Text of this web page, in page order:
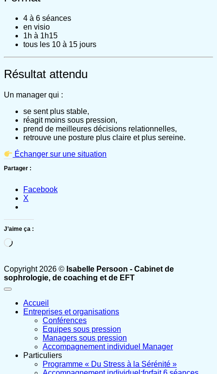
4 à 6 séances
en visio
1h à 1h15
tous les 10 à 15 jours
Résultat attendu
Un manager qui :
se sent plus stable,
réagit moins sous pression,
prend de meilleures décisions relationnelles,
retrouve une posture plus claire et plus sereine.
Échanger sur une situation
Partager :
Facebook
X
J’aime ça :
Chargement…
Copyright 2026 © Isabelle Persoon - Cabinet de
sophrologie, de coaching et de EFT
Accueil
Entreprises et organisations
Conférences
Equipes sous pression
Managers sous pression
Accompagnement individuel Manager
Particuliers
Programme « Du Stress à la Sérénité »